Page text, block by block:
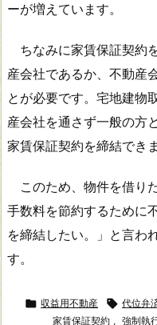
ーが増えています。
ちなみに家賃保証契約
産会社であるか、不動産
とが必要です。宅地建物
産会社を通さず一般の方
家賃保証契約を締結でき
このため、物件を借り
手数料を節約するために
を締結したい。」と言わ
 収益用不動産  代位弁
家賃保証契約 , 強制執